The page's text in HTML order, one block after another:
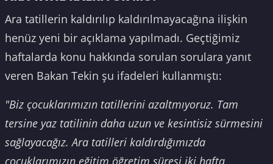
Ara tatillerin kaldırılıp kaldırılmayacağına ilişkin
henüz yeni bir açıklama yapılmadı. Geçtiğimiz
haftalarda konu hakkında sorulan sorulara yanıt
veren Bakan Tekin şu ifadeleri kullanmıştı:
"Biz çocuklarımızın tatillerini azaltmıyoruz. Tam
tersine yaz tatilinin daha uzun ve kesintisiz sürmesini
sağlayacağız. Ara tatilleri kaldırdığımızda
çocuklarımızın eğitim öğretim süresi iki hafta